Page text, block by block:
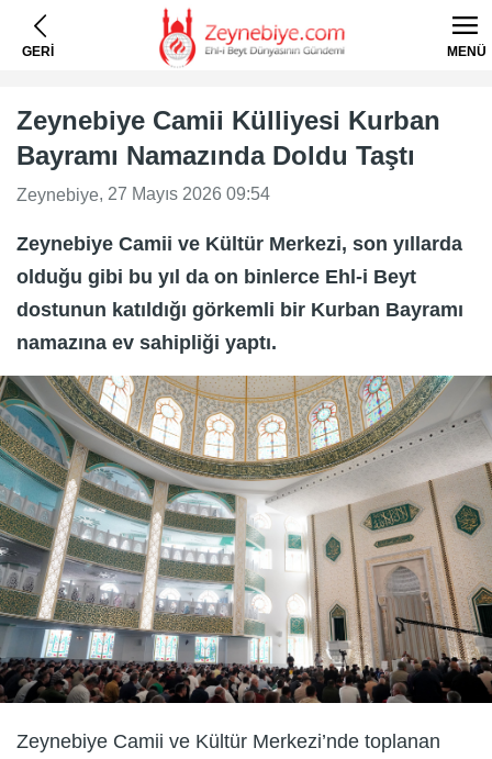
GERİ MENÜ
Zeynebiye Camii Külliyesi Kurban
Bayramı Namazında Doldu Taştı
Zeynebiye, 27 Mayıs 2026 09:54
Zeynebiye Camii ve Kültür Merkezi, son yıllarda
olduğu gibi bu yıl da on binlerce Ehl-i Beyt
dostunun katıldığı görkemli bir Kurban Bayramı
namazına ev sahipliği yaptı.
Zeynebiye Camii ve Kültür Merkezi’nde toplanan